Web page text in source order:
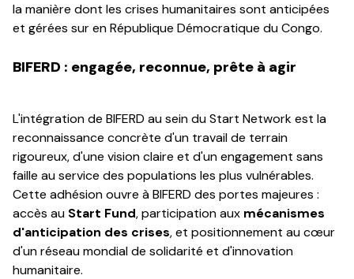
la manière dont les crises humanitaires sont anticipées
et gérées sur en République Démocratique du Congo.
BIFERD : engagée, reconnue, prête à agir
L'intégration de BIFERD au sein du Start Network est la
reconnaissance concrète d'un travail de terrain
rigoureux, d'une vision claire et d'un engagement sans
faille au service des populations les plus vulnérables.
Cette adhésion ouvre à BIFERD des portes majeures :
accès au Start Fund, participation aux mécanismes
d'anticipation des crises, et positionnement au cœur
d'un réseau mondial de solidarité et d'innovation
humanitaire.